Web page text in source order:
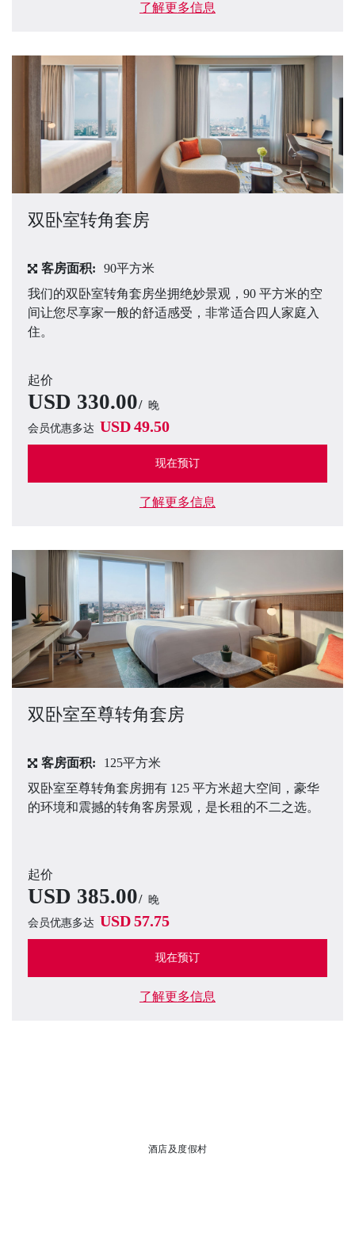
了解更多信息
双卧室转角套房
客房面积:
90平方米
我们的双卧室转角套房坐拥绝妙景观，90 平方米的空
间让您尽享家一般的舒适感受，非常适合四人家庭入
住。
起价
USD 330.00
晚
会员优惠多达 USD49.50
现在预订
了解更多信息
双卧室至尊转角套房
客房面积:
125平方米
双卧室至尊转角套房拥有 125 平方米超大空间，豪华
的环境和震撼的转角客房景观，是长租的不二之选。
起价
USD 385.00
晚
会员优惠多达 USD57.75
现在预订
了解更多信息
酒店及度假村